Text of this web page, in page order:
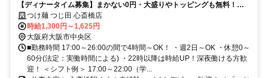
【ディナータイム募集】まかない0円・大盛りやトッピングも無料！有
給休暇・給与1分単位など待遇充実！
つけ麺 つじ田 心斎橋店
時給1,300円～1,625円
大阪府大阪市中央区
■勤務時間 17:00～26:00の間で4時間～OK！ ・週2日～OK ・休憩0～
60分(法定：実働時間による) ・22時以降は時給UP！深夜働ける方歓
迎！ ＜シフト例＞ 17:00～22:00（学...